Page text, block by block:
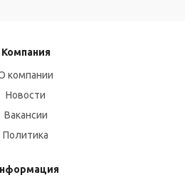
Компания
компании
Новости
Вакансии
Политика